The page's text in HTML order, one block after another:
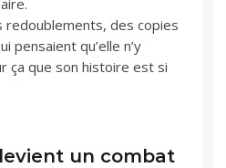
redoublements, des copies
pensaient qu’elle n’y
ça que son histoire est si
un combat